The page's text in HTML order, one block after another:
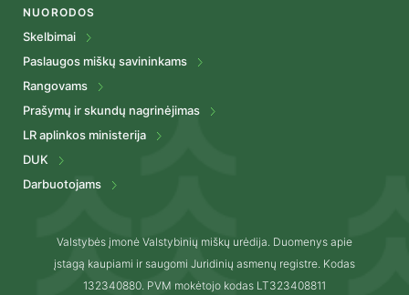
NUORODOS
Skelbimai
Paslaugos miškų savininkams
Rangovams
Prašymų ir skundų nagrinėjimas
LR aplinkos ministerija
DUK
Darbuotojams
Valstybės įmonė Valstybinių miškų urėdija. Duomenys apie
įstagą kaupiami ir saugomi Juridinių asmenų registre. Kodas
132340880. PVM mokėtojo kodas LT323408811